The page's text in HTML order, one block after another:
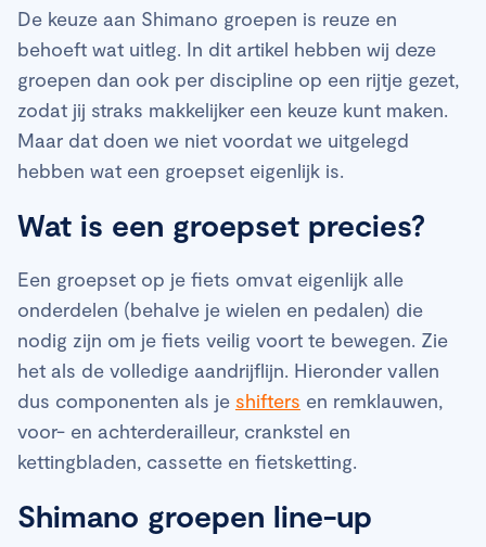
De keuze aan Shimano groepen is reuze en
behoeft wat uitleg. In dit artikel hebben wij deze
groepen dan ook per discipline op een rijtje gezet,
zodat jij straks makkelijker een keuze kunt maken.
Maar dat doen we niet voordat we uitgelegd
hebben wat een groepset eigenlijk is.
Wat is een groepset precies?
Een groepset op je fiets omvat eigenlijk alle
onderdelen (behalve je wielen en pedalen) die
nodig zijn om je fiets veilig voort te bewegen. Zie
het als de volledige aandrijflijn. Hieronder vallen
dus componenten als je shifters en remklauwen,
voor- en achterderailleur, crankstel en
kettingbladen, cassette en fietsketting.
Shimano groepen line-up